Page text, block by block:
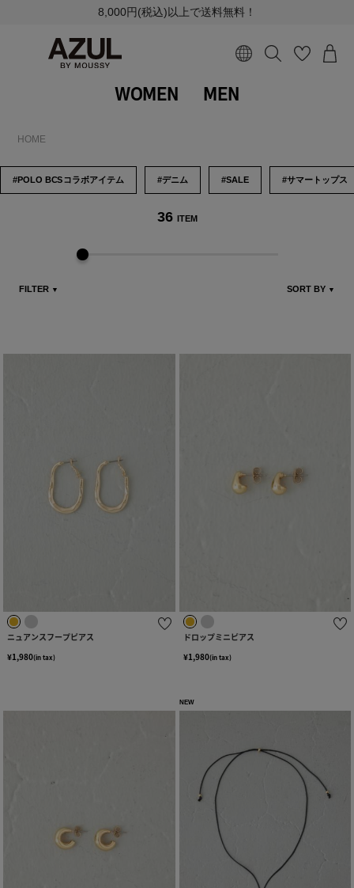
8,000円(税込)以上で送料無料！
WOMEN MEN
HOME
#POLO BCS コラボアイテム #デニム #SALE #サマートップス
36 ITEM
FILTER ▼ SORT BY ▼
ニュアンスフープピアス
¥1,980(in tax)
ドロップミニピアス
¥1,980(in tax)
NEW